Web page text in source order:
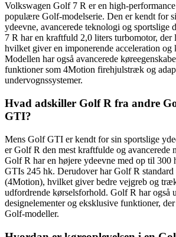
Volkswagen Golf 7 R er en high-
populære Golf-modelserie. Den er kendt for
ydeevne, avancerede teknologi og sportslige
7 R har en kraftfuld 2,0 liters turbomotor, der
hvilket giver en imponerende acceleration og
Modellen har også avancerede
funktioner som 4Motion firehjulstræk og
undervognssystemer.
Hvad adskiller Golf R fra andre
GTI?
Mens Golf GTI er kendt for sin sportslige
er Golf R den mest kraftfulde og avancerede
Golf R har en højere ydeevne med op til 300
GTIs 245 hk. Derudover har Golf R
(4Motion), hvilket giver bedre vejgreb og
udfordrende kørselsforhold. Golf R har også
designelementer og eksklusive funktioner,
Golf-modeller.